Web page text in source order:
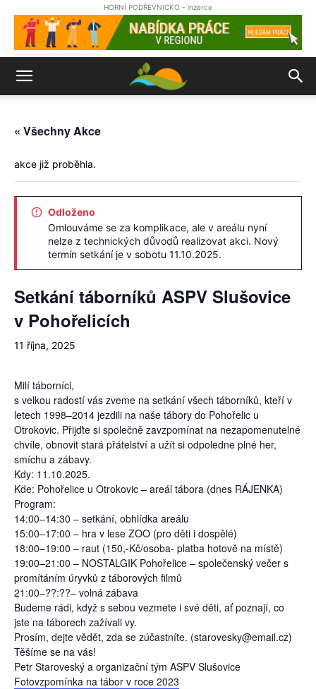
HORNÍ PODŘEVNICKO - inzerce
« Všechny Akce
akce již proběhla.
Odloženo
Omlouváme se za komplikace, ale v areálu nyní
nelze z technických důvodů realizovat akci. Nový
termín setkání je v sobotu 11.10.2025.
Setkání táborníků ASPV Slušovice
v Pohořelicích
11 října, 2025
Milí táborníci,
s velkou radostí vás zveme na setkání všech táborníků, kteří v
letech 1998–2014 jezdili na naše tábory do Pohořelic u
Otrokovic. Přijďte si společně zavzpomínat na nezapomenutelné
chvíle, obnovit stará přátelství a užít si odpoledne plné her,
smíchu a zábavy.
Kdy: 11.10.2025.
Kde: Pohořelice u Otrokovic – areál tábora (dnes RÁJENKA)
Program:
14:00–14:30 – setkání, obhlídka areálu
15:00–17:00 – hra v lese ZOO (pro děti i dospělé)
18:00–19:00 – raut (150,-Kč/osoba- platba hotově na místě)
19:00–21:00 – NOSTALGIK Pohořelice – společenský večer s
promítáním úryvků z táborových filmů
21:00–??:??– volná zábava
Budeme rádi, když s sebou vezmete i své děti, ať poznají, co
jste na táborech zažívali vy.
Prosím, dejte vědět, zda se zúčastníte. (starovesky@email.cz)
Těšíme se na vás!
Petr Staroveský a organizační tým ASPV Slušovice
Fotovzpomínka na tábor v roce 2023